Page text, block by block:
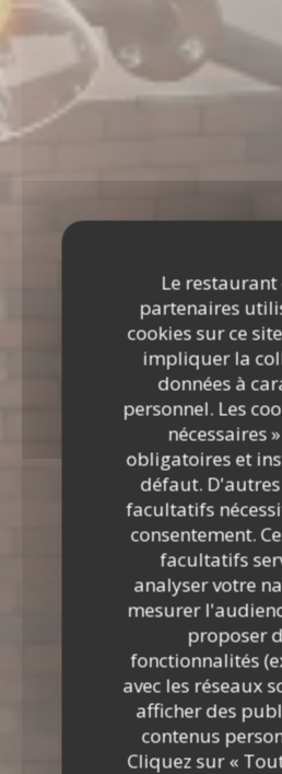
Le restaurant
partenaires
cookies sur ce
impliquer la
données à
personnel. Les
nécessaires
obligatoires et
défaut.
facultatifs
consentement.
facultatifs
analyser votre
mesurer
proposer
fonctionnalités
avec les réseaux
afficher des
contenus
Cliquez sur «